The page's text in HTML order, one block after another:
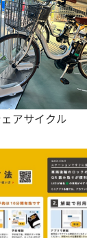
アサイクル